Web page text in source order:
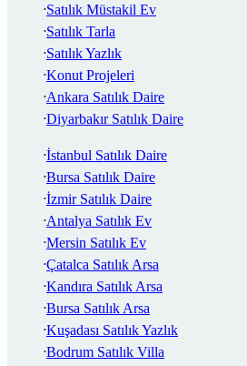
Satılık Müstakil Ev
Satılık Tarla
Satılık Yazlık
Konut Projeleri
Ankara Satılık Daire
Diyarbakır Satılık Daire
İstanbul Satılık Daire
Bursa Satılık Daire
İzmir Satılık Daire
Antalya Satılık Ev
Mersin Satılık Ev
Çatalca Satılık Arsa
Kandıra Satılık Arsa
Bursa Satılık Arsa
Kuşadası Satılık Yazlık
Bodrum Satılık Villa